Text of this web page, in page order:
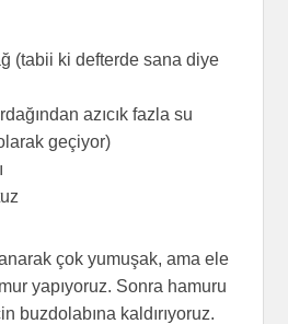
(tabii ki defterde sana diye
azıcık fazla su
geçiyor)
çok yumuşak, ama ele
yapıyoruz. Sonra hamuru
buzdolabına kaldırıyoruz.